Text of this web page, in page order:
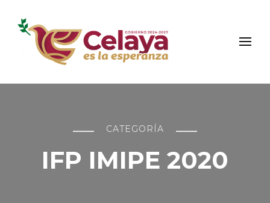
Municipio de Celaya
Portal Oficial del Municipio de Celaya
CATEGORÍA
IFP IMIPE 2020